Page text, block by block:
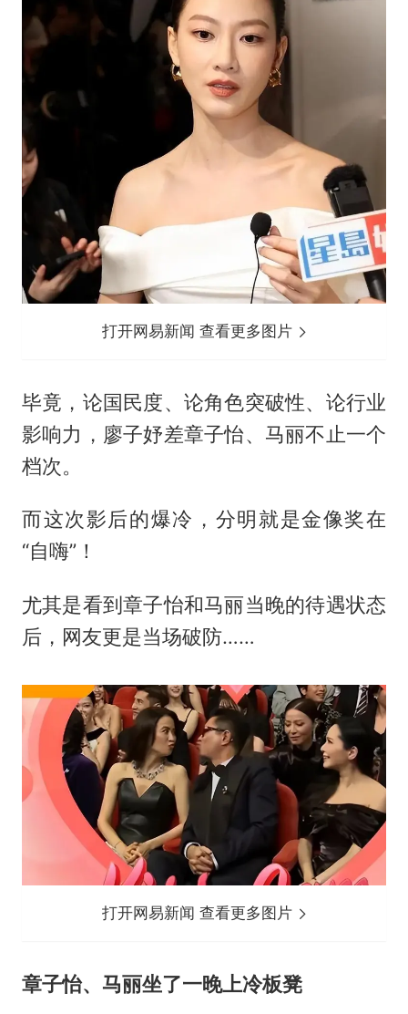
打开网易新闻 查看更多图片
毕竟，论国民度、论角色突破性、论行业
影响力，廖子妤差章子怡、马丽不止一个
档次。
而这次影后的爆冷，分明就是金像奖在
“自嗨”！
尤其是看到章子怡和马丽当晚的待遇状态
后，网友更是当场破防……
打开网易新闻 查看更多图片
章子怡、马丽坐了一晚上冷板凳